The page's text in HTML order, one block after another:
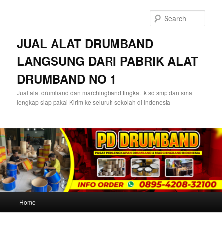
JUAL ALAT DRUMBAND
LANGSUNG DARI PABRIK ALAT
DRUMBAND NO 1
Jual alat drumband dan marchingband tingkat tk sd smp dan sma
lengkap siap pakai Kirim ke seluruh sekolah di Indonesia
Home